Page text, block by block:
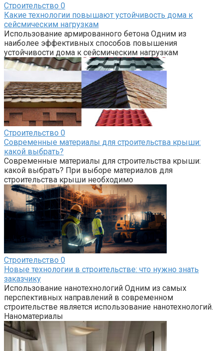
Строительство 0
Какие технологии повышают устойчивость дома к
сейсмическим нагрузкам
Использование армированного бетона Одним из
наиболее эффективных способов повышения
устойчивости дома к сейсмическим нагрузкам
Строительство 0
Современные материалы для строительства крыши:
какой выбрать?
Современные материалы для строительства крыши:
какой выбрать? При выборе материалов для
строительства крыши необходимо
Строительство 0
Новые технологии в строительстве: что нужно знать
заказчику
Использование нанотехнологий Одним из самых
перспективных направлений в современном
строительстве является использование нанотехнологий.
Наноматериалы